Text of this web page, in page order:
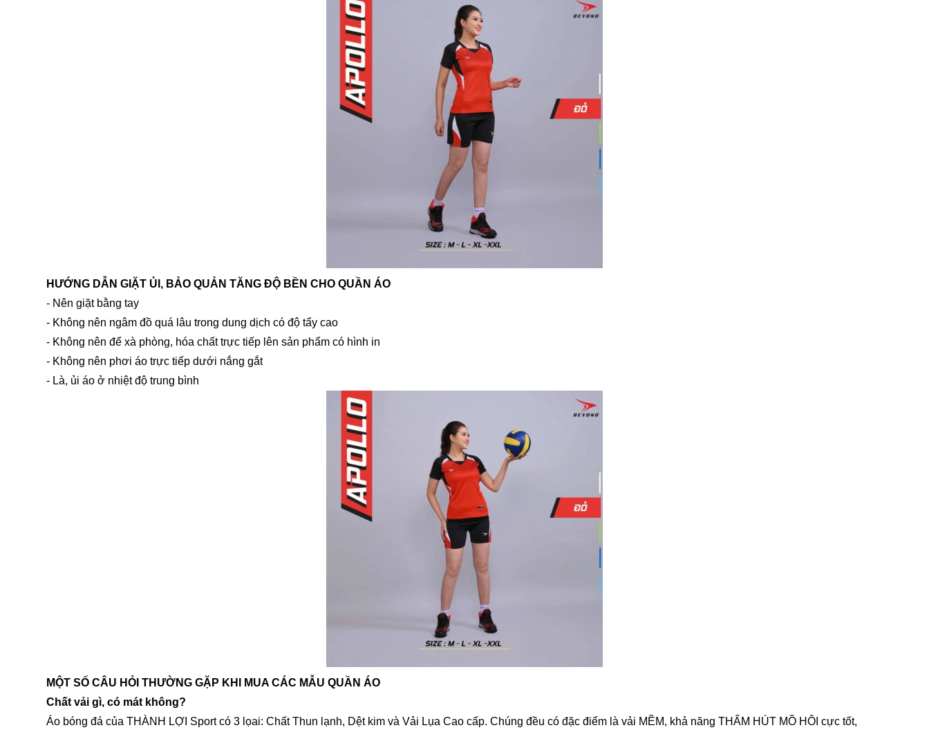
HƯỚNG DẪN GIẶT ỦI, BẢO QUẢN TĂNG ĐỘ BỀN CHO QUẦN ÁO
- Nên giặt bằng tay
- Không nên ngâm đồ quá lâu trong dung dịch có độ tẩy cao
- Không nên để xà phòng, hóa chất trực tiếp lên sản phẩm có hình in
- Không nên phơi áo trực tiếp dưới nắng gắt
- Là, ủi áo ở nhiệt độ trung bình
MỘT SỐ CÂU HỎI THƯỜNG GẶP KHI MUA CÁC MẪU QUẦN ÁO
Chất vải gì, có mát không?
Áo bóng đá của THÀNH LỢI Sport có 3 lọai: Chất Thun lạnh, Dệt kim và Vải Lụa Cao cấp. Chúng đều có đặc điểm là vải MỀM, khả năng THẤM HÚT MỒ HÔI cực tốt,